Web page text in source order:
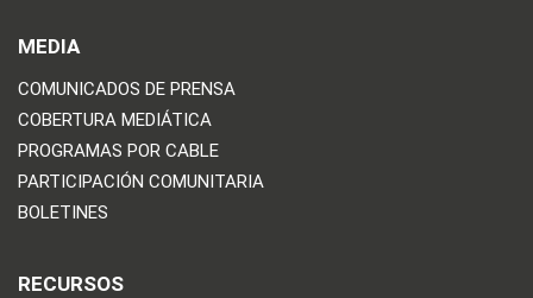
MEDIA
COMUNICADOS DE PRENSA
COBERTURA MEDIÁTICA
PROGRAMAS POR CABLE
PARTICIPACIÓN COMUNITARIA
BOLETINES
RECURSOS